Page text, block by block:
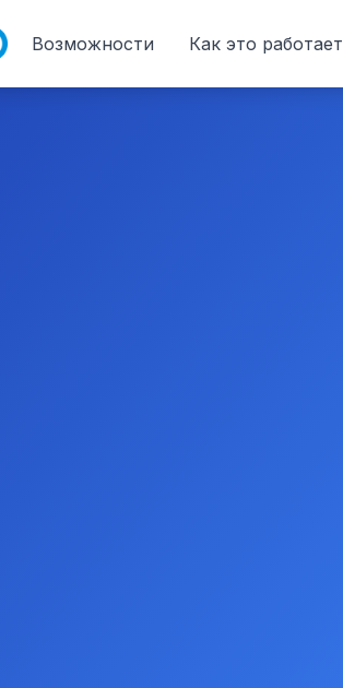
Возможности Как это работает